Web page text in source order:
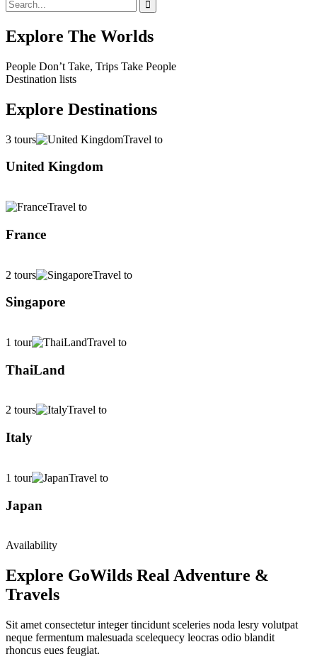
Explore The Worlds
People Don’t Take, Trips Take People
Destination lists
Explore Destinations
3 tours Travel to
United Kingdom
Travel to
France
2 tours Travel to
Singapore
1 tour Travel to
ThaiLand
2 tours Travel to
Italy
1 tour Travel to
Japan
Availability
Explore GoWilds Real Adventure &
Travels
Sit amet consectetur integer tincidunt sceleries noda lesry volutpat
neque fermentum malesuada scelequecy leocras odio blandit
rhoncus eues feugiat.